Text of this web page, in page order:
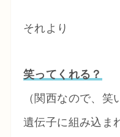
それより
笑ってくれる？
（関西なので、笑
遺伝子に組み込ま